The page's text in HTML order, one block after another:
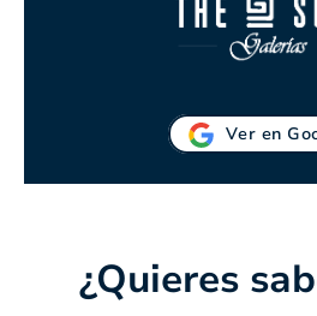
Ver en
¿Quieres